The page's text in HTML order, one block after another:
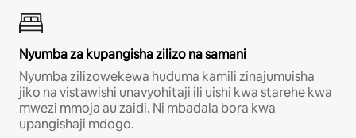
Nyumba za kupangisha zilizo na samani
Nyumba zilizowekewa huduma kamili zinajumuisha
jiko na vistawishi unavyohitaji ili uishi kwa starehe kwa
mwezi mmoja au zaidi. Ni mbadala bora kwa
upangishaji mdogo.